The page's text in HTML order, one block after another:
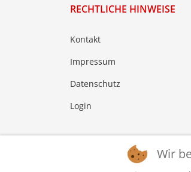
RECHTLICHE HINWEISE
Kontakt
Impressum
Datenschutz
Login
© 2026 © WTTV - Wiener
Wir